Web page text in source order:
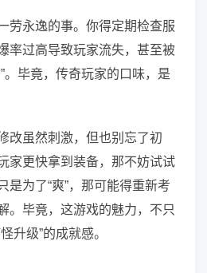
劳永逸的事。你得定期检查服
率过高导致玩家流失，甚至被
。毕竟，传奇玩家的口味，是
改虽然刺激，但也别忘了初
家更快拿到装备，那不妨试试
是为了“爽”，那可能得重新考
。毕竟，这游戏的魅力，不只
升级”的成就感。